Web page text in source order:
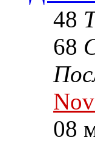
48
68
08